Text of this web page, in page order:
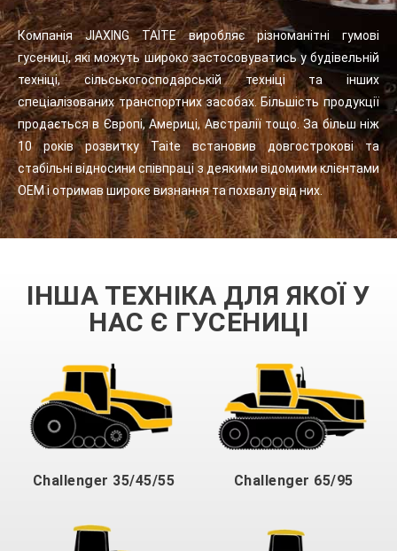
Компанія JIAXING TAITE виробляє різноманітні гумові
гусениці, які можуть широко застосовуватись у будівельній
техніці, сільськогосподарській техніці та інших
спеціалізованих транспортних засобах. Більшість продукції
продається в Європі, Америці, Австралії тощо. За більш ніж
10 років розвитку Taite встановив довгострокові та
стабільні відносини співпраці з деякими відомими клієнтами
OEM і отримав широке визнання та похвалу від них.
ІНША ТЕХНІКА ДЛЯ ЯКОЇ У
НАС Є ГУСЕНИЦІ
Challenger 35/45/55 Challenger 65/95